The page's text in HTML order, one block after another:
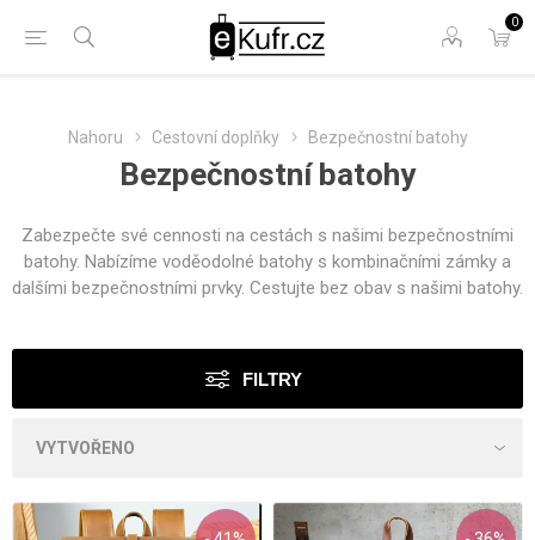
0
Nahoru Cestovní doplňky Bezpečnostní batohy
Bezpečnostní batohy
Zabezpečte své cennosti na cestách s našimi bezpečnostními
batohy. Nabízíme voděodolné batohy s kombinačními zámky a
dalšími bezpečnostními prvky. Cestujte bez obav s našimi batohy.
FILTRY